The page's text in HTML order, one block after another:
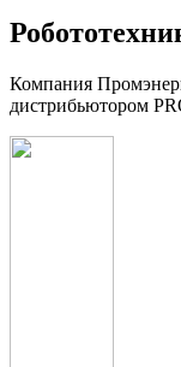
Компания
дистрибьютором